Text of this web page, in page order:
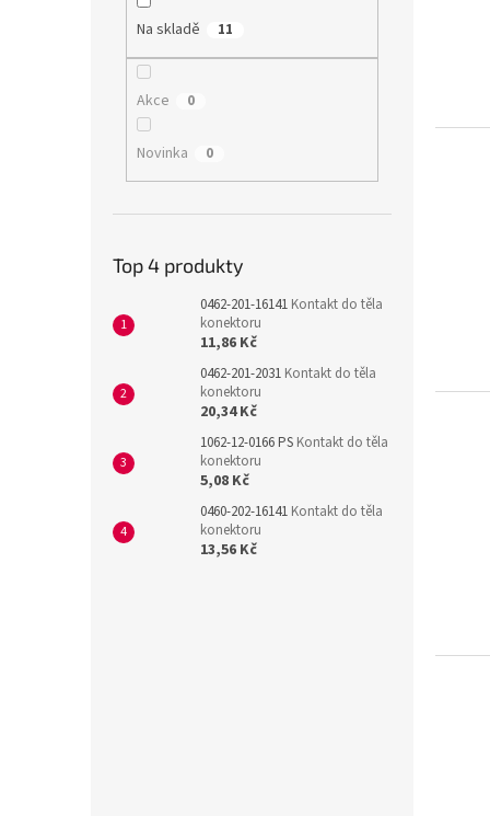
Na skladě 11
Akce 0
Novinka 0
Top 4 produkty
0462-201-16141 Kontakt do těla
konektoru
11,86 Kč
0462-201-2031 Kontakt do těla
konektoru
20,34 Kč
1062-12-0166 PS Kontakt do těla
konektoru
5,08 Kč
0460-202-16141 Kontakt do těla
konektoru
13,56 Kč